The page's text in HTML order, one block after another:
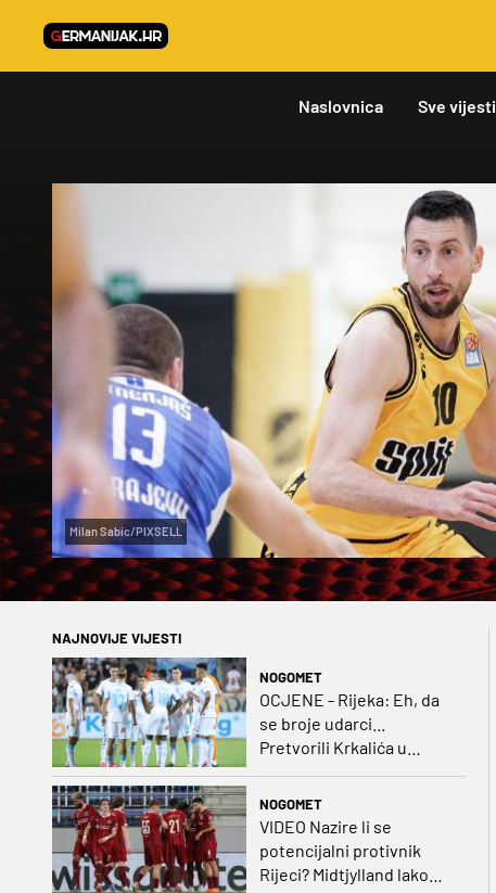
Naslovnica Sve vijesti
Milan Sabic/PIXSELL
NAJNOVIJE VIJESTI
NOGOMET
OCJENE - Rijeka: Eh, da
se broje udarci...
Pretvorili Krkalića u
NOGOMET
VIDEO Nazire li se
potencijalni protivnik
Rijeci? Midtjylland lako